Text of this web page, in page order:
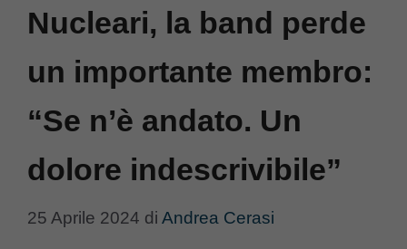
Nucleari, la band perde
un importante membro:
“Se n’è andato. Un
dolore indescrivibile”
25 Aprile 2024 di Andrea Cerasi